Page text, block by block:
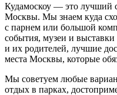
Кудамоскоу — это лучший
Москвы. Мы знаем куда
с парнем или большой
события, музеи и
и их родителей, лучшие
места Москвы, которые
Мы советуем любые
отдых в парках,